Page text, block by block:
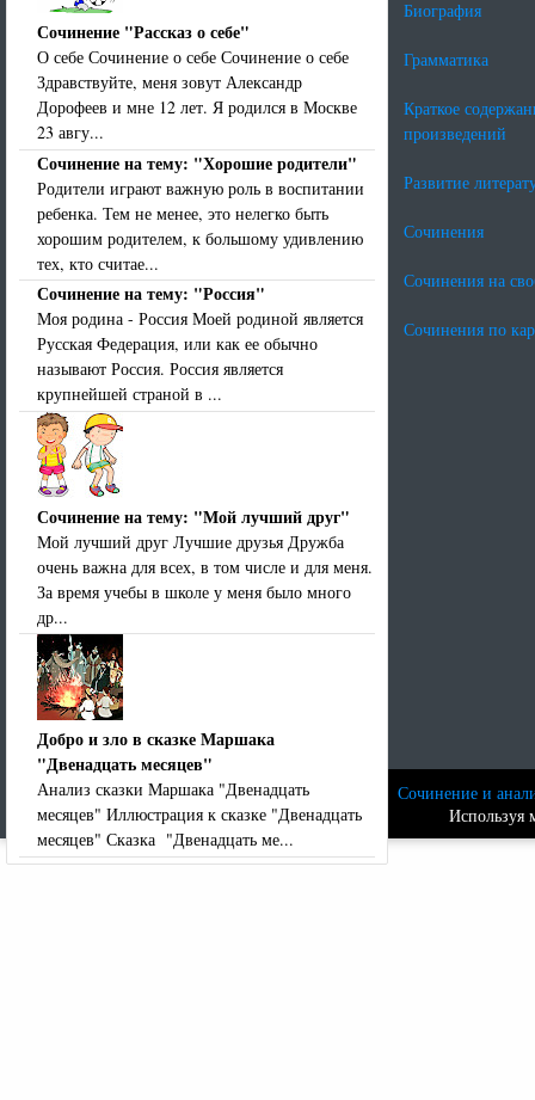
Сочинение "Рассказ о себе"
О себе Сочинение о себе Сочинение о себе
Здравствуйте, меня зовут Александр
Дорофеев и мне 12 лет. Я родился в Москве
23 авгу...
Сочинение на тему: "Хорошие родители"
Родители играют важную роль в воспитании
ребенка. Тем не менее, это нелегко быть
хорошим родителем, к большому удивлению
тех, кто считае...
Сочинение на тему: "Россия"
Моя родина - Россия Моей родиной является
Русская Федерация, или как ее обычно
называют Россия. Россия является
крупнейшей страной в ...
Сочинение на тему: "Мой лучший друг"
Мой лучший друг Лучшие друзья Дружба
очень важна для всех, в том числе и для меня.
За время учебы в школе у меня было много
др...
Добро и зло в сказке Маршака
"Двенадцать месяцев"
Анализ сказки Маршака "Двенадцать
месяцев" Иллюстрация к сказке "Двенадцать
месяцев" Сказка "Двенадцать ме...
Биография
Грамматика
Краткое
произведений
Развитие
Сочинения
Сочинения на
Сочинения по
Сочинение и
Используя